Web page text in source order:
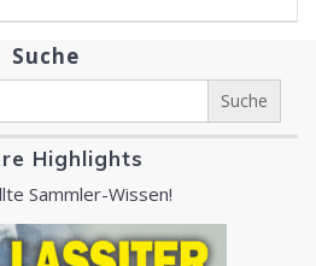
Suche
Search
Highlights
Sammler-Wissen!